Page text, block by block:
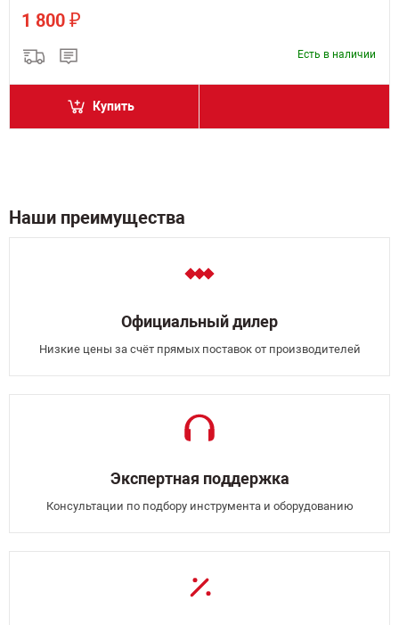
1 800 ₽
Есть в наличии
Купить
Наши преимущества
Официальный дилер
Низкие цены за счёт прямых поставок от производителей
Экспертная поддержка
Консультации по подбору инструмента и оборудованию